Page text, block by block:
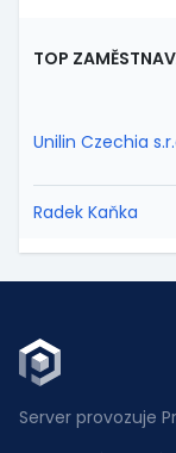
TOP
Unilin Czechia
Radek Kaňka
Server provozuje